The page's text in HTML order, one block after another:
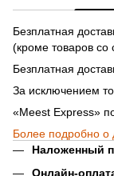
Безплатная
(кроме товаров со
Безплатная
За исключением
«Meest Express»
Более подробно о
Наложенный
Онлайн-